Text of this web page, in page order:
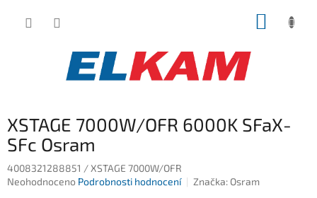
XSTAGE 7000W/OFR 6000K SFaX-
SFc Osram
4008321288851 / XSTAGE 7000W/OFR
Průměrné
Neohodnoceno Podrobnosti hodnocení Značka: Osram